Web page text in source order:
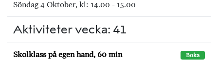
Söndag 4 Oktober, kl: 14.00 - 15.00
Aktiviteter vecka: 41
Skolklass på egen hand, 60 min Boka